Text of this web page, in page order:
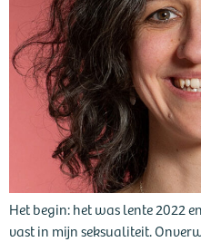
Het begin: het was lente 2022
vast in mijn seksualiteit.